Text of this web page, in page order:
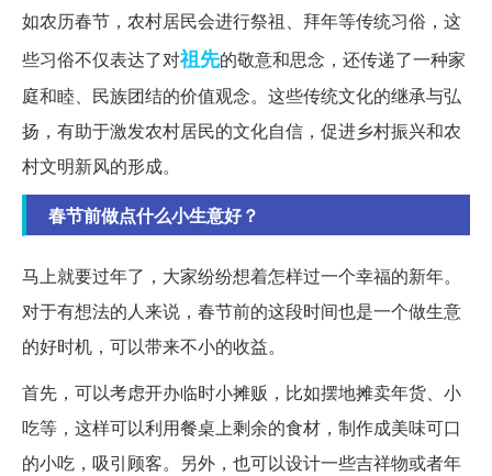
如农历春节，农村居民会进行祭祖、拜年等传统习俗，这
些习俗不仅表达了对祖先的敬意和思念，还传递了一种家
庭和睦、民族团结的价值观念。这些传统文化的继承与弘
扬，有助于激发农村居民的文化自信，促进乡村振兴和农
村文明新风的形成。
春节前做点什么小生意好？
马上就要过年了，大家纷纷想着怎样过一个幸福的新年。
对于有想法的人来说，春节前的这段时间也是一个做生意
的好时机，可以带来不小的收益。
首先，可以考虑开办临时小摊贩，比如摆地摊卖年货、小
吃等，这样可以利用餐桌上剩余的食材，制作成美味可口
的小吃，吸引顾客。另外，也可以设计一些吉祥物或者年